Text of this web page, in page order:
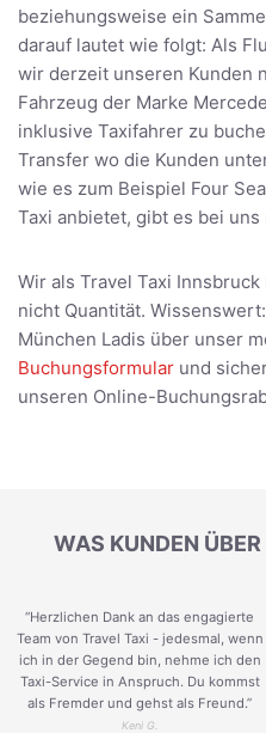
beziehungsweise ein
darauf lautet wie folgt: Als
wir derzeit unseren Kunden
Fahrzeug der Marke
inklusive Taxifahrer zu
Transfer wo die Kunden
wie es zum Beispiel Four
Taxi anbietet, gibt es bei uns
Wir als Travel Taxi
nicht Quantität.
München Ladis über unser
Buchungsformular und
unseren Online-
WAS KUNDEN
“Herzlichen Dank an das engagierte
Team von Travel Taxi - jedesmal, wenn
ich in der Gegend bin, nehme ich den
Taxi-Service in Anspruch. Du kommst
als Fremder und gehst als Freund.”
Keni G.